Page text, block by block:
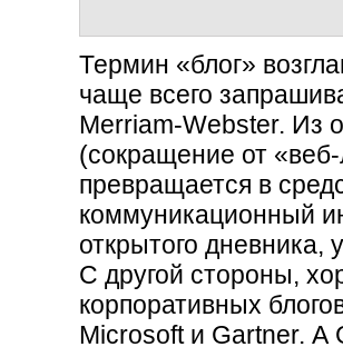
Термин «блог»
чаще всего
Merriam-Webster. Из
(сокращение от
превращается в
коммуникационный
открытого
С другой стороны,
корпоративных
Microsoft и Gartner. А